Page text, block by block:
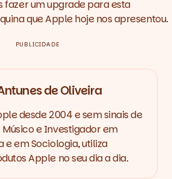
fazer um upgrade para esta
que Apple hoje nos apresentou.
PUBLICIDADE
de Oliveira
desde 2004 e sem sinais de
e Investigador em
e em Sociologia, utiliza
Apple no seu dia a dia.